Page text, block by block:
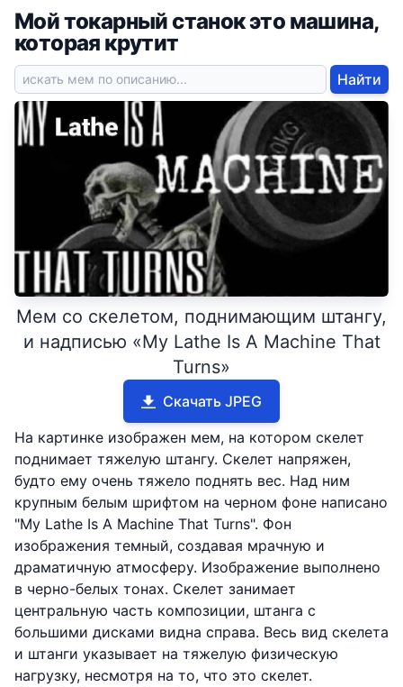
Мой токарный станок это машина,
которая крутит
Найти
Мем со скелетом, поднимающим штангу,
и надписью «My Lathe Is A Machine That
Turns»
Скачать JPEG
На картинке изображен мем, на котором скелет
поднимает тяжелую штангу. Скелет напряжен,
будто ему очень тяжело поднять вес. Над ним
крупным белым шрифтом на черном фоне написано
"My Lathe Is A Machine That Turns". Фон
изображения темный, создавая мрачную и
драматичную атмосферу. Изображение выполнено
в черно-белых тонах. Скелет занимает
центральную часть композиции, штанга с
большими дисками видна справа. Весь вид скелета
и штанги указывает на тяжелую физическую
нагрузку, несмотря на то, что это скелет.